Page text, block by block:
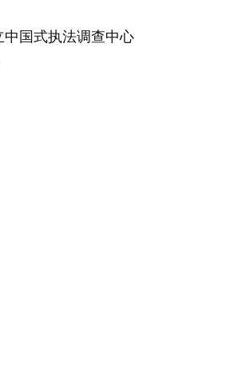
与中国关系：两国领导人重申战略伙
2026